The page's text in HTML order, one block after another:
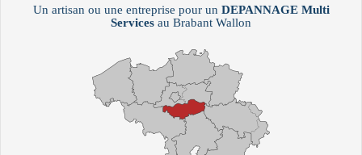
Un artisan ou une entreprise pour un DEPANNAGE Multi
Services au Brabant Wallon